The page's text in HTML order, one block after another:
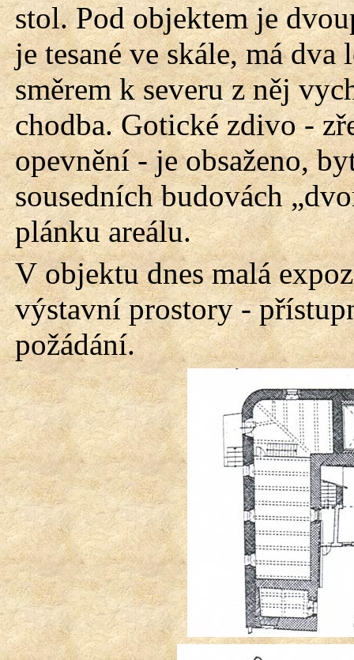
stol. Pod objektem je
je tesané ve skále, má
směrem k severu z něj
chodba. Gotické zdivo -
opevnění - je obsaženo,
sousedních budovách
plánku areálu.
V objektu dnes malá
výstavní prostory -
požádání.